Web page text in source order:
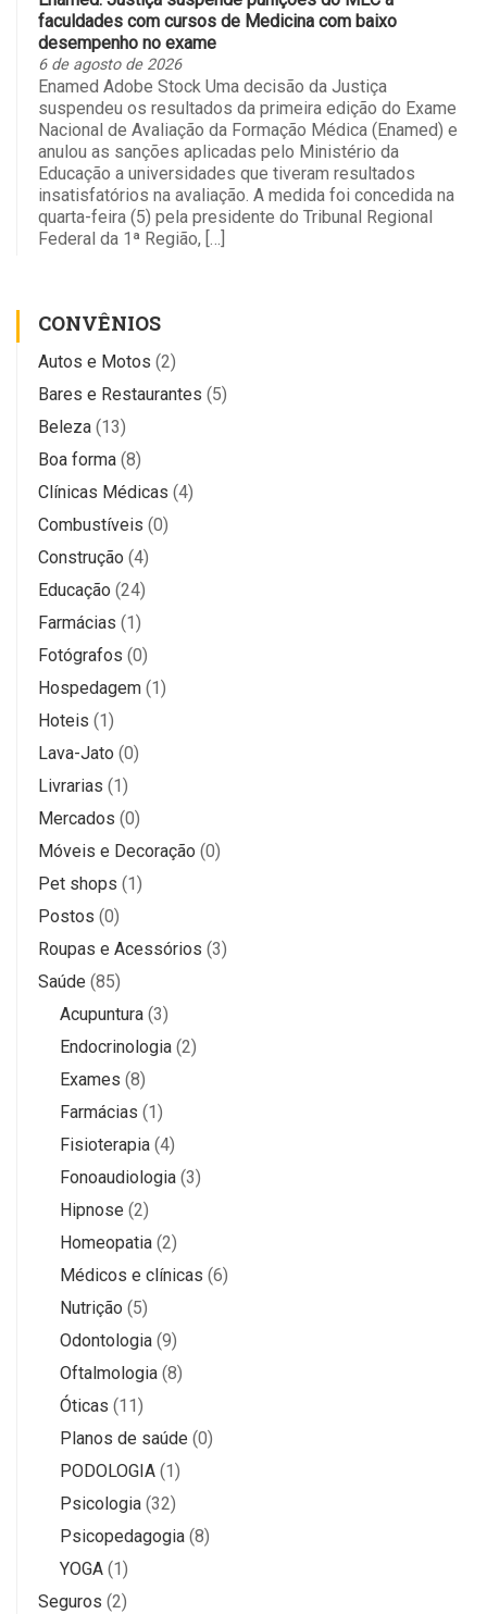
faculdades com cursos de Medicina com baixo
desempenho no exame
6 de agosto de 2026
Enamed Adobe Stock Uma decisão da Justiça
suspendeu os resultados da primeira edição do Exame
Nacional de Avaliação da Formação Médica (Enamed) e
anulou as sanções aplicadas pelo Ministério da
Educação a universidades que tiveram resultados
insatisfatórios na avaliação. A medida foi concedida na
quarta-feira (5) pela presidente do Tribunal Regional
Federal da 1ª Região, […]
CONVÊNIOS
Autos e Motos (2)
Bares e Restaurantes (5)
Beleza (13)
Boa forma (8)
Clínicas Médicas (4)
Combustíveis (0)
Construção (4)
Educação (24)
Farmácias (1)
Fotógrafos (0)
Hospedagem (1)
Hoteis (1)
Lava-Jato (0)
Livrarias (1)
Mercados (0)
Móveis e Decoração (0)
Pet shops (1)
Postos (0)
Roupas e Acessórios (3)
Saúde (85)
Acupuntura (3)
Endocrinologia (2)
Exames (8)
Farmácias (1)
Fisioterapia (4)
Fonoaudiologia (3)
Hipnose (2)
Homeopatia (2)
Médicos e clínicas (6)
Nutrição (5)
Odontologia (9)
Oftalmologia (8)
Óticas (11)
Planos de saúde (0)
PODOLOGIA (1)
Psicologia (32)
Psicopedagogia (8)
YOGA (1)
Seguros (2)